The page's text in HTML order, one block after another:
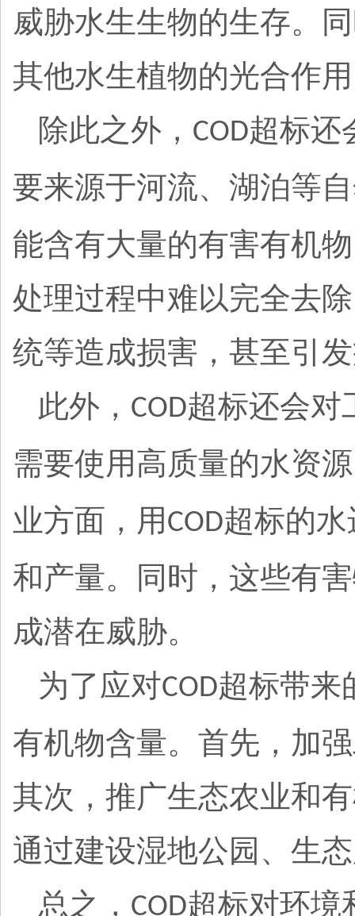
威胁水生生物的生存。
其他水生植物的光合作
除此之外， COD超标还
要来源于河流、湖泊等
能含有大量的有害有机
处理过程中难以完全去
统等造成损害，甚至引
此外， COD超标还会对
需要使用高质量的水资
业方面，用 COD超标的
和产量。同时，这些有
成潜在威胁。
为了应对COD超标带来
有机物含量。首先，加
其次，推广生态农业和
通过建设湿地公园、生
总之， COD超标对环境